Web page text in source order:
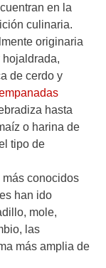
en la
culinaria.
originaria
de cerdo y
hasta
o harina de
tipo de
más conocidos
han ido
mole,
las
más amplia de